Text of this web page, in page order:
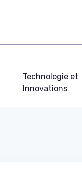
Technologie et
Innovations